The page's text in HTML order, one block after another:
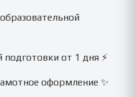
от 1 дня ⚡
оформление ✨